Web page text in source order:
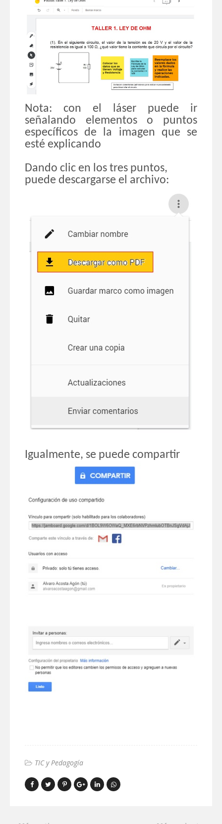
Nota: con el láser puede ir
señalando elementos o puntos
específicos de la imagen que se
esté explicando
Dando clic en los tres puntos,
puede descargarse el archivo:
Igualmente, se puede compartir
TIC y Pedagogía